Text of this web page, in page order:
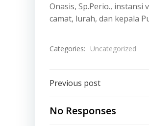
Onasis, Sp.Perio.,
camat, lurah, dan kepala
Categories: Uncategorized
Post
navigation
Previous post
No Responses